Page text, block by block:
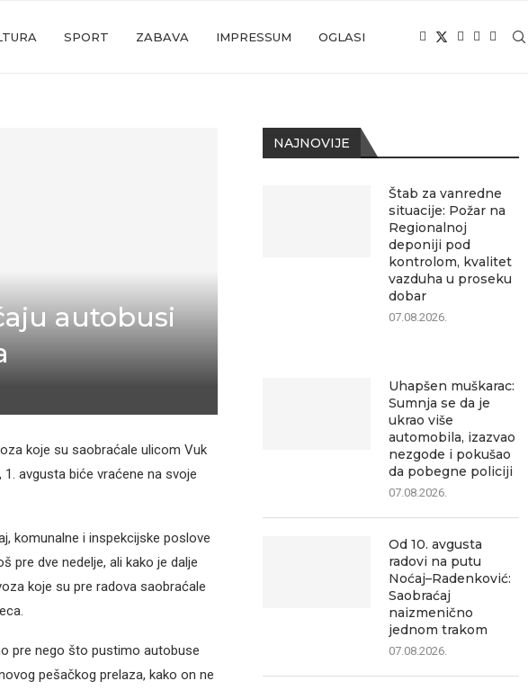
SPORT ZABAVA IMPRESSUM OGLASI
autobusi
koje su saobraćale ulicom Vuk
avgusta biće vraćene na svoje
komunalne i inspekcijske poslove
pre dve nedelje, ali kako je dalje
koje su pre radova saobraćale
pre nego što pustimo autobuse
pešačkog prelaza, kako on ne
NAJNOVIJE
Štab za vanredne
situacije: Požar na
Regionalnoj
deponiji pod
kontrolom, kvalitet
vazduha u proseku
dobar
07.08.2026.
Uhapšen muškarac:
Sumnja se da je
ukrao više
automobila, izazvao
nezgode i pokušao
da pobegne policiji
07.08.2026.
Od 10. avgusta
radovi na putu
Noćaj–Radenković:
Saobraćaj
naizmenično
jednom trakom
07.08.2026.